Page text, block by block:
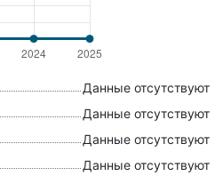
Данные отсутствуют
Данные отсутствуют
Данные отсутствуют
Данные отсутствуют